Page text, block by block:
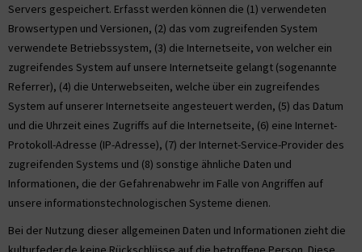
Servers gespeichert. Erfasst werden können die (1) verwendeten
Browsertypen und Versionen, (2) das vom zugreifenden System
verwendete Betriebssystem, (3) die Internetseite, von welcher ein
zugreifendes System auf unsere Internetseite gelangt (sogenannte
Referrer), (4) die Unterwebseiten, welche über ein zugreifendes
System auf unserer Internetseite angesteuert werden, (5) das Datum
und die Uhrzeit eines Zugriffs auf die Internetseite, (6) eine Internet-
Protokoll-Adresse (IP-Adresse), (7) der Internet-Service-Provider des
zugreifenden Systems und (8) sonstige ähnliche Daten und
Informationen, die der Gefahrenabwehr im Falle von Angriffen auf
unsere informationstechnologischen Systeme dienen.
Bei der Nutzung dieser allgemeinen Daten und Informationen zieht die